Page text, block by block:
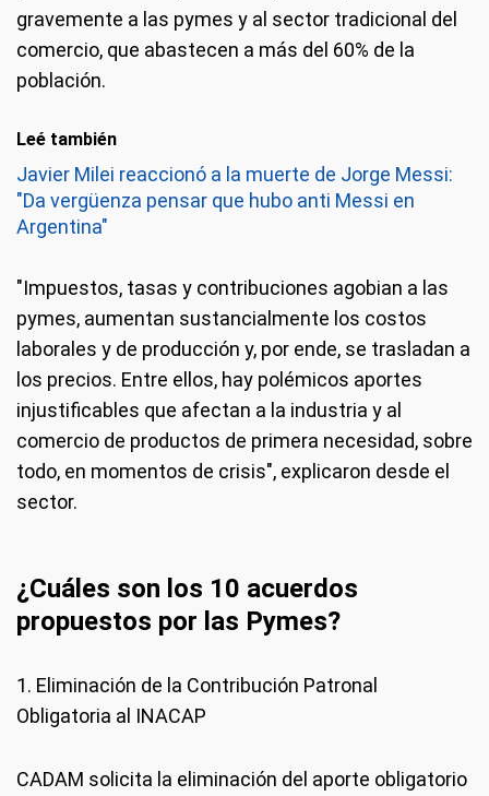
gravemente a las pymes y al sector tradicional del
comercio, que abastecen a más del 60% de la
población.
Leé también
Javier Milei reaccionó a la muerte de Jorge Messi:
"Da vergüenza pensar que hubo anti Messi en
Argentina"
"Impuestos, tasas y contribuciones agobian a las
pymes, aumentan sustancialmente los costos
laborales y de producción y, por ende, se trasladan a
los precios. Entre ellos, hay polémicos aportes
injustificables que afectan a la industria y al
comercio de productos de primera necesidad, sobre
todo, en momentos de crisis", explicaron desde el
sector.
¿Cuáles son los 10 acuerdos
propuestos por las Pymes?
1. Eliminación de la Contribución Patronal
Obligatoria al INACAP
CADAM solicita la eliminación del aporte obligatorio